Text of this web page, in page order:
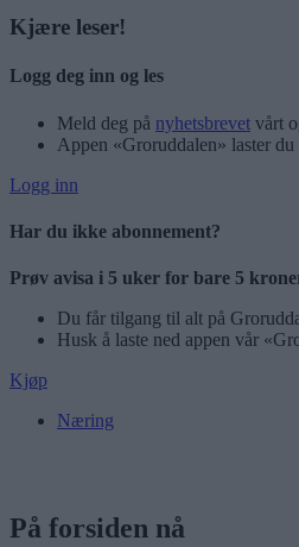
Kjære leser!
Logg deg inn og les
Meld deg på nyhetsbrevet vårt
Appen «Groruddalen» laster
Logg inn
Har du ikke abonnement?
Prøv avisa i 5 uker for bare 5
Du får tilgang til alt på
Husk å laste ned appen vår
Kjøp
Næring
På forsiden nå